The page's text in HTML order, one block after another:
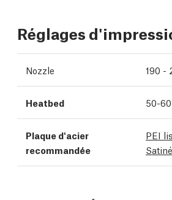
Réglages
Nozzle 190 -
Heatbed 50-
Plaque d'acier
recommandée
PEI